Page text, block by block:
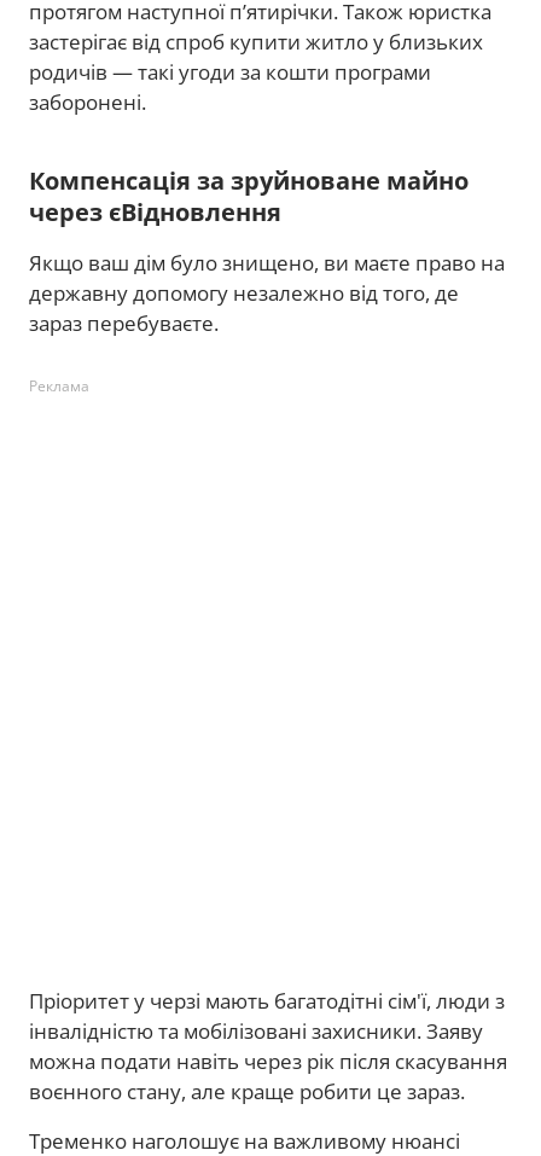
протягом наступної п’ятирічки. Також юристка
застерігає від спроб купити житло у близьких
родичів — такі угоди за кошти програми
заборонені.
Компенсація за зруйноване майно
через єВідновлення
Якщо ваш дім було знищено, ви маєте право на
державну допомогу незалежно від того, де
зараз перебуваєте.
Реклама
Пріоритет у черзі мають багатодітні сім'ї, люди з
інвалідністю та мобілізовані захисники. Заяву
можна подати навіть через рік після скасування
воєнного стану, але краще робити це зараз.
Тременко наголошує на важливому нюансі